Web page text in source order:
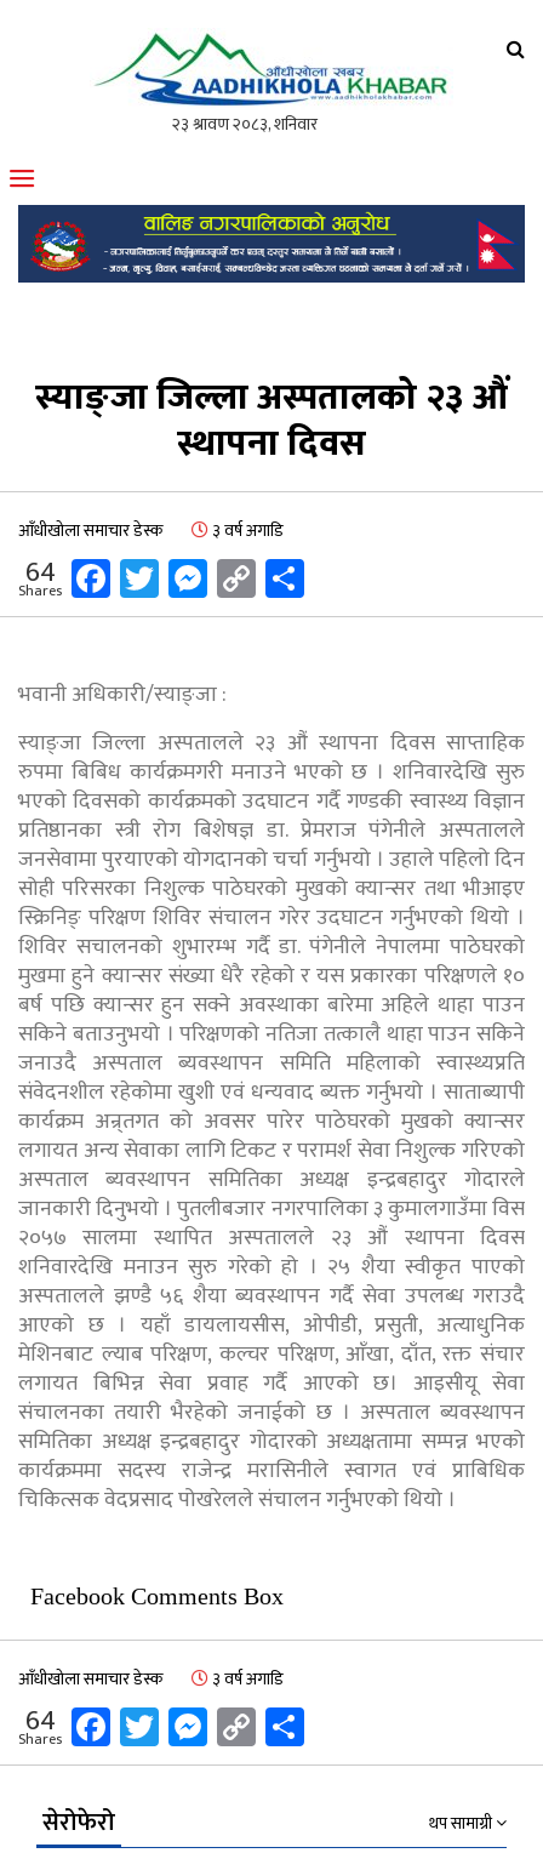
मोफसलकै लोकप्रिय अनलाइन पत्रिका
स्याङ्जा जिल्ला अस्पतालको २३ औं
स्थापना दिवस
आँधीखोला समाचार डेस्क ३ वर्ष अगाडि
64
Shares Facebook
Twitter
Messenger
Copy
Link
भवानी अधिकारी/स्याङ्जा :
स्याङ्जा जिल्ला अस्पतालले २३ औं स्थापना दिवस साप्ताहिक
रुपमा बिबिध कार्यक्रमगरी मनाउने भएको छ । शनिवारदेखि सुरु
भएको दिवसको कार्यक्रमको उदघाटन गर्दै गण्डकी स्वास्थ्य विज्ञान
प्रतिष्ठानका स्त्री रोग बिशेषज्ञ डा. प्रेमराज पंगेनीले अस्पतालले
जनसेवामा पुरयाएको योगदानको चर्चा गर्नुभयो । उहाले पहिलो दिन
सोही परिसरका निशुल्क पाठेघरको मुखको क्यान्सर तथा भीआइए
स्क्रिनिङ् परिक्षण शिविर संचालन गरेर उदघाटन गर्नुभएको थियो ।
शिविर सचालनको शुभारम्भ गर्दै डा. पंगेनीले नेपालमा पाठेघरको
मुखमा हुने क्यान्सर संख्या धेरै रहेको र यस प्रकारका परिक्षणले १०
बर्ष पछि क्यान्सर हुन सक्ने अवस्थाका बारेमा अहिले थाहा पाउन
सकिने बताउनुभयो । परिक्षणको नतिजा तत्कालै थाहा पाउन सकिने
जनाउदै अस्पताल ब्यवस्थापन समिति महिलाको स्वास्थ्यप्रति
संवेदनशील रहेकोमा खुशी एवं धन्यवाद ब्यक्त गर्नुभयो । साताब्यापी
कार्यक्रम अन्र्तगत को अवसर पारेर पाठेघरको मुखको क्यान्सर
लगायत अन्य सेवाका लागि टिकट र परामर्श सेवा निशुल्क गरिएको
अस्पताल ब्यवस्थापन समितिका अध्यक्ष इन्द्रबहादुर गोदारले
जानकारी दिनुभयो । पुतलीबजार नगरपालिका ३ कुमालगाउँमा विस
२०५७ सालमा स्थापित अस्पतालले २३ औं स्थापना दिवस
शनिवारदेखि मनाउन सुरु गरेको हो । २५ शैया स्वीकृत पाएको
अस्पतालले झण्डै ५६ शैया ब्यवस्थापन गर्दै सेवा उपलब्ध गराउदै
आएको छ । यहाँ डायलायसीस, ओपीडी, प्रसुती, अत्याधुनिक
मेशिनबाट ल्याब परिक्षण, कल्चर परिक्षण, आँखा, दाँत, रक्त संचार
लगायत बिभिन्न सेवा प्रवाह गर्दै आएको छ। आइसीयू सेवा
संचालनका तयारी भैरहेको जनाईको छ । अस्पताल ब्यवस्थापन
समितिका अध्यक्ष इन्द्रबहादुर गोदारको अध्यक्षतामा सम्पन्न भएको
कार्यक्रममा सदस्य राजेन्द्र मरासिनीले स्वागत एवं प्राबिधिक
चिकित्सक वेदप्रसाद पोखरेलले संचालन गर्नुभएको थियो ।
Facebook Comments Box
आँधीखोला समाचार डेस्क ३ वर्ष अगाडि
64
Shares Facebook
Twitter
Messenger
Copy
Link
सेरोफेरो थप सामाग्री